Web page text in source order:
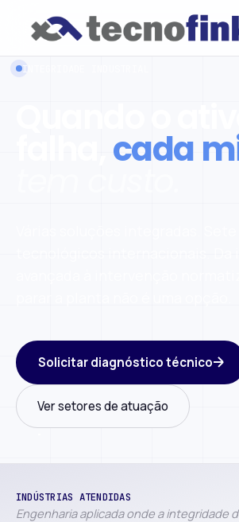
INTEGRIDADE INDUSTRIAL
cada
Solicitar diagnóstico técnico
Ver setores de atuação
INDÚSTRIAS ATENDIDAS
Engenharia aplicada onde a integridade